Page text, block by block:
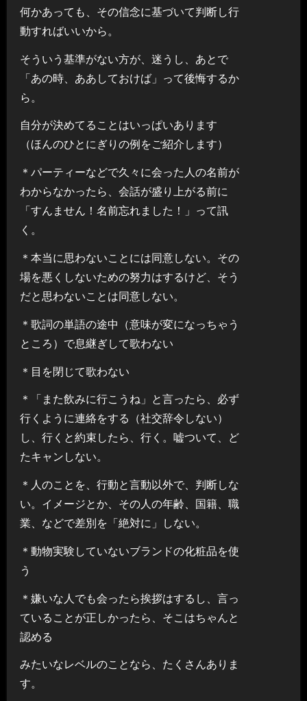
何かあっても、その信念に基づいて判断し行
動すればいいから。
そういう基準がない方が、迷うし、あとで
「あの時、ああしておけば」って後悔するか
ら。
自分が決めてることはいっぱいあります
（ほんのひとにぎりの例をご紹介します）
＊パーティーなどで久々に会った人の名前が
わからなかったら、会話が盛り上がる前に
「すんません！名前忘れました！」って訊
く。
＊本当に思わないことには同意しない。その
場を悪くしないための努力はするけど、そう
だと思わないことは同意しない。
＊歌詞の単語の途中（意味が変になっちゃう
ところ）で息継ぎして歌わない
＊目を閉じて歌わない
＊「また飲みに行こうね」と言ったら、必ず
行くように連絡をする（社交辞令しない）
し、行くと約束したら、行く。嘘ついて、ど
たキャンしない。
＊人のことを、行動と言動以外で、判断しな
い。イメージとか、その人の年齢、国籍、職
業、などで差別を「絶対に」しない。
＊動物実験していないブランドの化粧品を使
う
＊嫌いな人でも会ったら挨拶はするし、言っ
ていることが正しかったら、そこはちゃんと
認める
みたいなレベルのことなら、たくさんありま
す。